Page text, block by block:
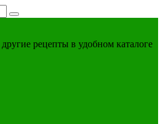
рецепты в удобном каталоге